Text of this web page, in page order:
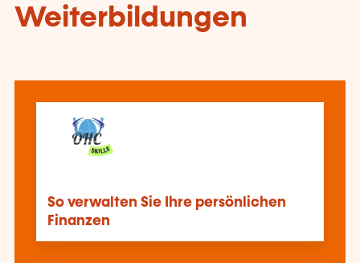
Weiterbildungen
So verwalten Sie Ihre persönlichen
Finanzen